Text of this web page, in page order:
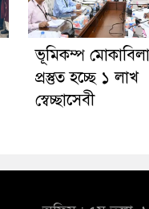
ভূমিকম্প
প্রস্তুত হচ্ছে ১ লাখ
স্বেচ্ছাসেবী